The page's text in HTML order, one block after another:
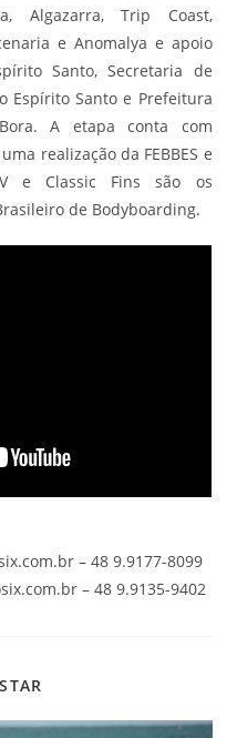
Algazarra, Trip Coast,
e Anomalya e apoio
Santo, Secretaria de
Espírito Santo e Prefeitura
A etapa conta com
realização da FEBBES e
e Classic Fins são os
de Bodyboarding.
– 48 9.9177-8099
– 48 9.9135-9402